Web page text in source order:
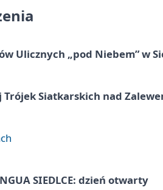
Ulicznych „pod Niebem” w
Siatkarskich nad
SIEDLCE: dzień otwarty